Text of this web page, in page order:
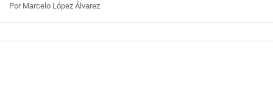
Por Marcelo López Álvarez